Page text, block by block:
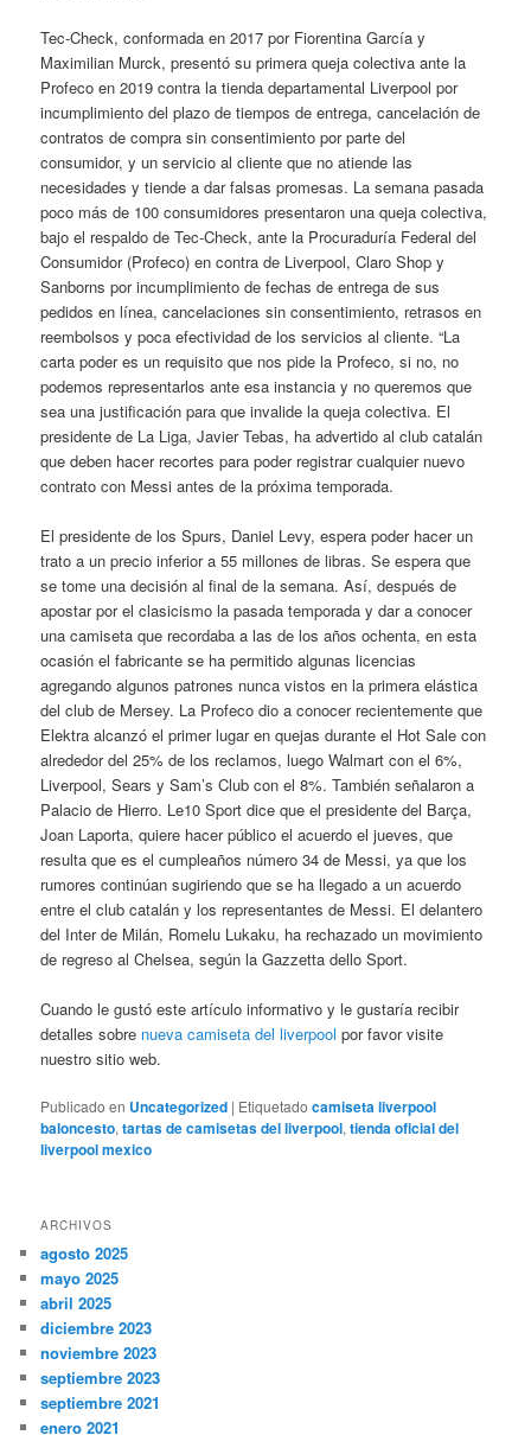
Tec-Check, conformada en 2017 por Fiorentina García y
Maximilian Murck, presentó su primera queja colectiva ante la
Profeco en 2019 contra la tienda departamental Liverpool por
incumplimiento del plazo de tiempos de entrega, cancelación de
contratos de compra sin consentimiento por parte del
consumidor, y un servicio al cliente que no atiende las
necesidades y tiende a dar falsas promesas. La semana pasada
poco más de 100 consumidores presentaron una queja colectiva,
bajo el respaldo de Tec-Check, ante la Procuraduría Federal del
Consumidor (Profeco) en contra de Liverpool, Claro Shop y
Sanborns por incumplimiento de fechas de entrega de sus
pedidos en línea, cancelaciones sin consentimiento, retrasos en
reembolsos y poca efectividad de los servicios al cliente. “La
carta poder es un requisito que nos pide la Profeco, si no, no
podemos representarlos ante esa instancia y no queremos que
sea una justificación para que invalide la queja colectiva. El
presidente de La Liga, Javier Tebas, ha advertido al club catalán
que deben hacer recortes para poder registrar cualquier nuevo
contrato con Messi antes de la próxima temporada.
El presidente de los Spurs, Daniel Levy, espera poder hacer un
trato a un precio inferior a 55 millones de libras. Se espera que
se tome una decisión al final de la semana. Así, después de
apostar por el clasicismo la pasada temporada y dar a conocer
una camiseta que recordaba a las de los años ochenta, en esta
ocasión el fabricante se ha permitido algunas licencias
agregando algunos patrones nunca vistos en la primera elástica
del club de Mersey. La Profeco dio a conocer recientemente que
Elektra alcanzó el primer lugar en quejas durante el Hot Sale con
alrededor del 25% de los reclamos, luego Walmart con el 6%,
Liverpool, Sears y Sam’s Club con el 8%. También señalaron a
Palacio de Hierro. Le10 Sport dice que el presidente del Barça,
Joan Laporta, quiere hacer público el acuerdo el jueves, que
resulta que es el cumpleaños número 34 de Messi, ya que los
rumores continúan sugiriendo que se ha llegado a un acuerdo
entre el club catalán y los representantes de Messi. El delantero
del Inter de Milán, Romelu Lukaku, ha rechazado un movimiento
de regreso al Chelsea, según la Gazzetta dello Sport.
Cuando le gustó este artículo informativo y le gustaría recibir
detalles sobre nueva camiseta del liverpool por favor visite
nuestro sitio web.
Publicado en Uncategorized | Etiquetado camiseta liverpool
baloncesto,tartas de camisetas del liverpool,tienda oficial del
liverpool mexico
ARCHIVOS
agosto 2025
mayo 2025
abril 2025
diciembre 2023
noviembre 2023
septiembre 2023
septiembre 2021
enero 2021